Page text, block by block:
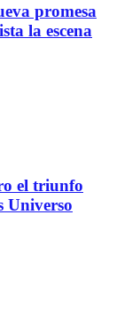
promesa
la escena
el triunfo
Universo